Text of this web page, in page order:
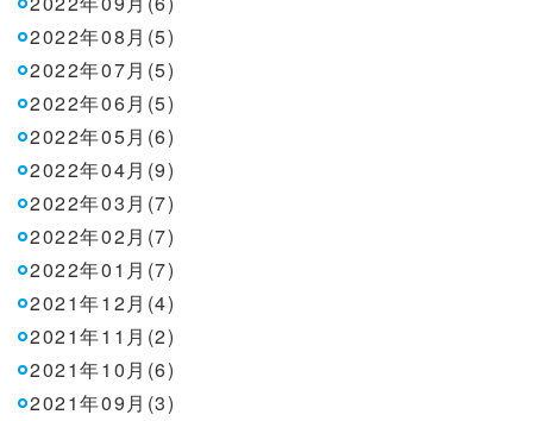
2022年08月(5)
2022年07月(5)
2022年06月(5)
2022年05月(6)
2022年04月(9)
2022年03月(7)
2022年02月(7)
2022年01月(7)
2021年12月(4)
2021年11月(2)
2021年10月(6)
2021年09月(3)